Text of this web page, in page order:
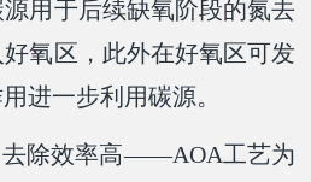
用于后续缺氧阶段的氮去
氧区，此外在好氧区可发
进一步利用碳源。
去除效率高——AOA工艺为